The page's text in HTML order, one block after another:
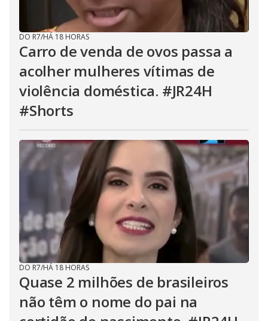
DO R7/HÁ 18 HORAS
Carro de venda de ovos passa a
acolher mulheres vítimas de
violência doméstica. #JR24H
#Shorts
DO R7/HÁ 18 HORAS
Quase 2 milhões de brasileiros
não têm o nome do pai na